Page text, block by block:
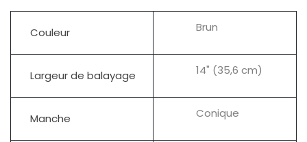
Couleur Brun
Largeur de balayage 14" (35,6 cm)
Manche Conique